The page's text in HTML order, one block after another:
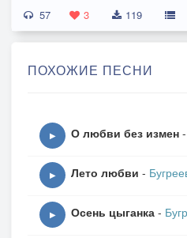
Различные есть романы,
но встреча не на потом,
приятно сидеть вдвоём.
На окнах шторы
За нежность тебе:
57 3 119
ПОХОЖИЕ ПЕСНИ
▶ О любви без измен -
▶ Лето любви -
▶ Осень цыганка -